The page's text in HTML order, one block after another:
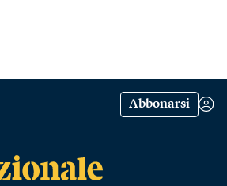
Abbonarsi